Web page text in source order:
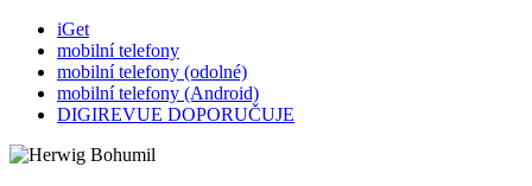
iGet
mobilní telefony
mobilní telefony (odolné)
mobilní telefony (Android)
DIGIREVUE DOPORUČUJE